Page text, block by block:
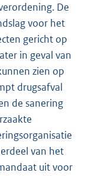
De
voor het
gericht op
in geval van
zien op
drugsafval
de sanering
van het
uit voor